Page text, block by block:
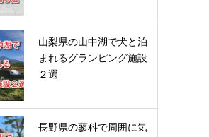
山梨県の山中湖で犬と泊
まれるグランピング施設
２選
長野県の蓼科で周囲に気